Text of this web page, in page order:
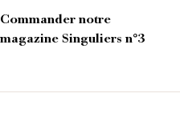
Commander notre
magazine Singuliers n°3